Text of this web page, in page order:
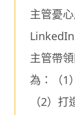
主管憂
主管帶
為：（1
（2）